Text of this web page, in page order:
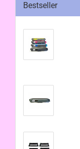
Bestseller